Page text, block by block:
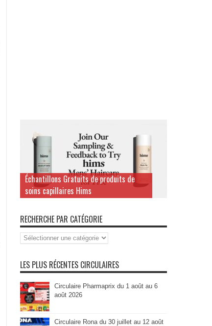
Échantillons Gratuits de produits de
soins capillaires Hims
RECHERCHE PAR CATÉGORIE
Recherche
par
LES PLUS RÉCENTES CIRCULAIRES
Circulaire Pharmaprix du 1 août au 6
août 2026
Circulaire Rona du 30 juillet au 12 août